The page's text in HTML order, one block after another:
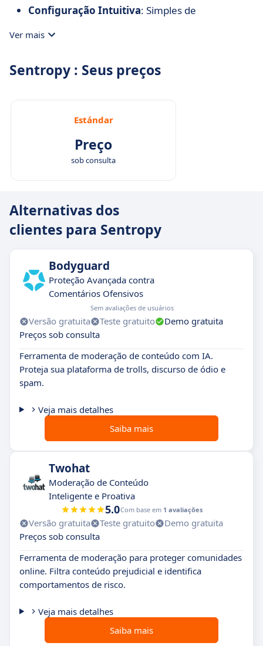
Configuração Intuitiva: Simples de
rapidamente sem complicações técnicas.
Ver mais
Sentropy : Seus preços
Estándar
Preço
sob consulta
Alternativas dos
clientes para Sentropy
Bodyguard
Proteção Avançada contra
Comentários Ofensivos
Sem avaliações de usuários
Versão gratuita Teste gratuito
Demo gratuita
Preços sob consulta
Ferramenta de moderação de conteúdo com IA.
Proteja sua plataforma de trolls, discurso de ódio e
spam.
Veja mais detalhes
Saiba mais
Twohat
Moderação de Conteúdo
Inteligente e Proativa
5.0Com base em 1 avaliações
Versão gratuita Teste gratuito
Demo gratuita
Preços sob consulta
Ferramenta de moderação para proteger comunidades
online. Filtra conteúdo prejudicial e identifica
comportamentos de risco.
Veja mais detalhes
Saiba mais